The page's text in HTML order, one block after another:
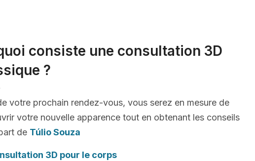
consiste une consultation 3D
?
votre prochain rendez-vous, vous serez en mesure de
votre nouvelle apparence tout en obtenant les conseils
de Túlio Souza
3D pour le corps